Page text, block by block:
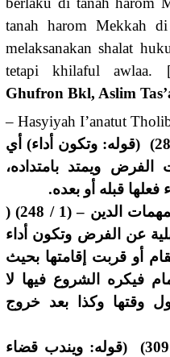
tanah harom Mekkah
melaksanakan shalat
tetapi khilaful awlaa.
Ghufron Bkl, Aslim
– Hasyiyah I’anatut
حاشية إعانة الطالبين – (1 / 287) (قوله: وتكون أداء) أي
ويمتد بامتداده،
قبله أو بعده.
فتح المعين بشرح قرة العين بمهمات الدين – (1 / 248) (
عن الفرض وتكون أداء
أو قربت إقامتها بحيث
فيكره الشروع فيها لا
وقتها وكذا بعد خروج
حاشية إعانة الطالبين – (1 / 309) (قوله: ويندب قضاء